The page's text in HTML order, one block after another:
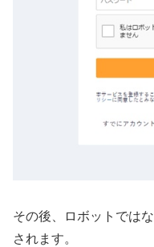
その後、ロボットでは
されます。